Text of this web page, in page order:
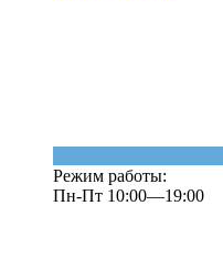
Режим работы:
Пн-Пт 10:00—19:00